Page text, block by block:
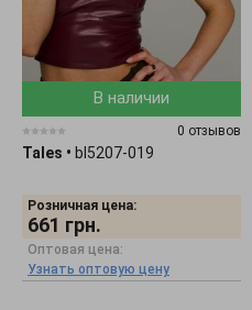
В наличии
0 отзывов
Tales • bl5207-019
Розничная цена:
661 грн.
Оптовая цена:
Узнать оптовую цену